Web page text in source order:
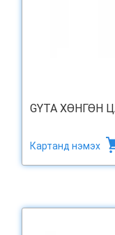
GYTA ХӨНГӨН
Картанд нэмэх